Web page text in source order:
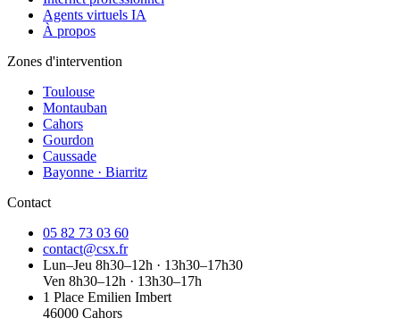
Agents virtuels IA
À propos
Zones d'intervention
Toulouse
Montauban
Cahors
Gourdon
Caussade
Bayonne · Biarritz
Contact
05 82 73 03 60
contact@csx.fr
Lun–Jeu 8h30–12h · 13h30–17h30
Ven 8h30–12h · 13h30–17h
1 Place Emilien Imbert
46000 Cahors